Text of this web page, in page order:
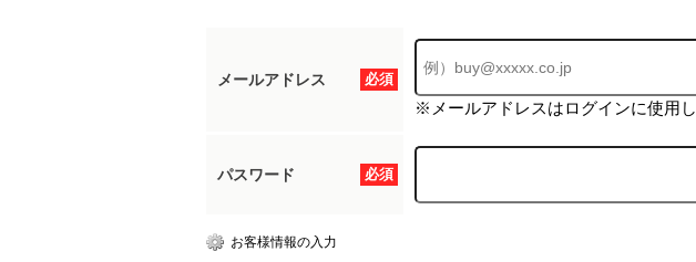
必須
メールアドレス
※メールアドレスはログインに使用し
必須
パスワード
お客様情報の入力